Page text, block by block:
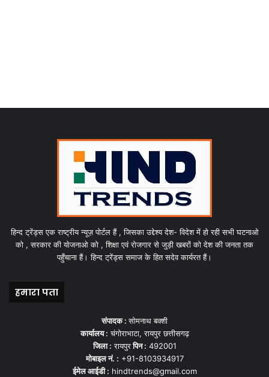
हिन्द ट्रेंड्स एक राष्ट्रीय न्यूज़ पोर्टल हैं , जिसका उद्देश्य देश- विदेश में हो रही सभी घटनाओ
को , सरकार की योजनाओ को , शिक्षा एवं रोजगार से जुड़ी खबरों को देश की जनता तक
पहुँचाना हैं। हिन्द ट्रेंड्स समाज के हित सदेव कार्यरत हैं।
हमारा पता
संपादक :सोमनाथ बक्शी
कार्यालय : चंगोराभाटा, रायपुर छत्तीसगढ़
जिला : रायपुरपिन : 492001
मोबाइल नं. : +91-8103934917
ईमेल आईडी : hindtrends@gmail.com